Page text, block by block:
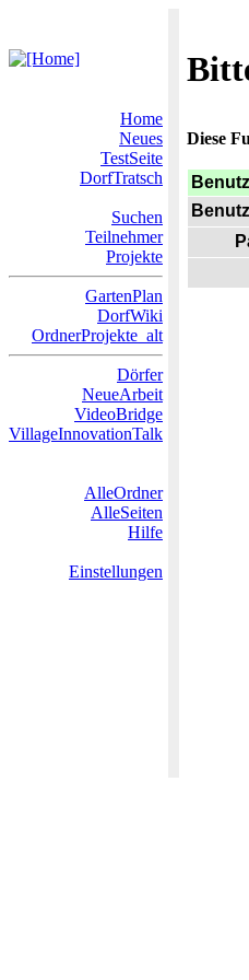
Home
Neues
TestSeite
DorfTratsch
Suchen
Teilnehmer
Projekte
GartenPlan
DorfWiki
OrdnerProjekte_alt
Dörfer
NeueArbeit
VideoBridge
VillageInnovationTalk
AlleOrdner
AlleSeiten
Hilfe
Einstellungen
Diese